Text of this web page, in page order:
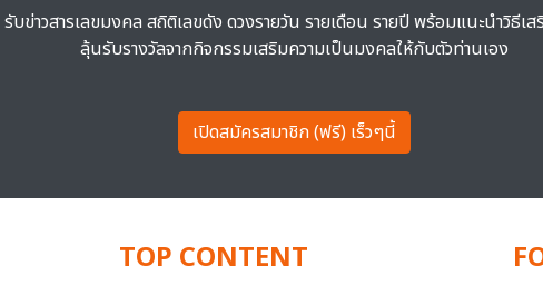
รับข่าวสารเลขมงคล สถิติเลขดัง ดวงรายวัน รายเดือน รายปี พร้อมแนะนำวิธีเส
ลุ้นรับรางวัลจากกิจกรรมเสริมความเป็นมงคลให้กับตัวท่านเอง
เปิดสมัครสมาชิก (ฟรี) เร็วๆนี้
TOP CONTENT